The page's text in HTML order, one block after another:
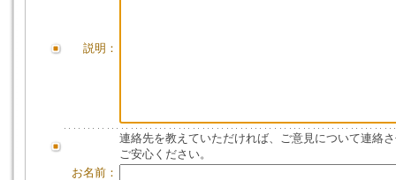
説明：
連絡先を教えていただければ、ご意見について連絡
ご安心ください。
お名前：